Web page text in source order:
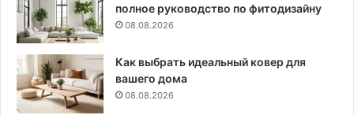
полное руководство по фитодизайну
08.08.2026
Как выбрать идеальный ковер для
вашего дома
08.08.2026